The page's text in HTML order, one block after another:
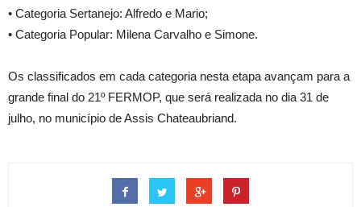
• Categoria Sertanejo: Alfredo e Mario;
• Categoria Popular: Milena Carvalho e Simone.
Os classificados em cada categoria nesta etapa avançam para a
grande final do 21º FERMOP, que será realizada no dia 31 de
julho, no município de Assis Chateaubriand.